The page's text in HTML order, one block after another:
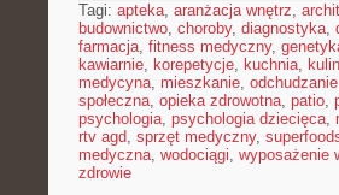
Tagi: apteka, aranżacja wnętrz,
budownictwo, choroby, diagnostyka,
farmacja, fitness medyczny,
kawiarnie, korepetycje, kuchnia,
medycyna, mieszkanie, odchudzanie
społeczna, opieka zdrowotna, patio,
psychologia, psychologia dziecięca,
rtv agd, sprzęt medyczny,
medyczna, wodociągi, wyposażenie
zdrowie